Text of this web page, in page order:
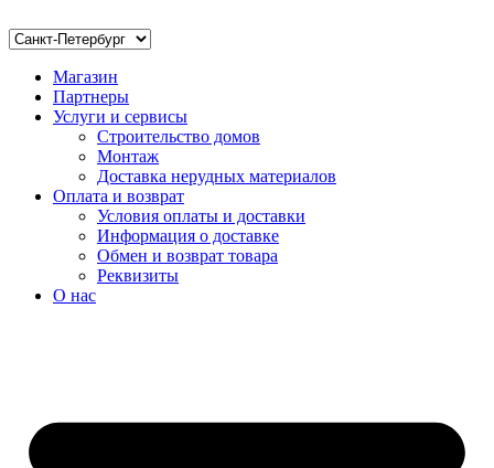
Магазин
Партнеры
Услуги и сервисы
Строительство домов
Монтаж
Доставка нерудных материалов
Оплата и возврат
Условия оплаты и доставки
Информация о доставке
Обмен и возврат товара
Реквизиты
О нас